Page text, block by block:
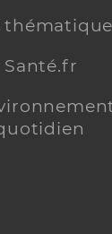
Santé.fr